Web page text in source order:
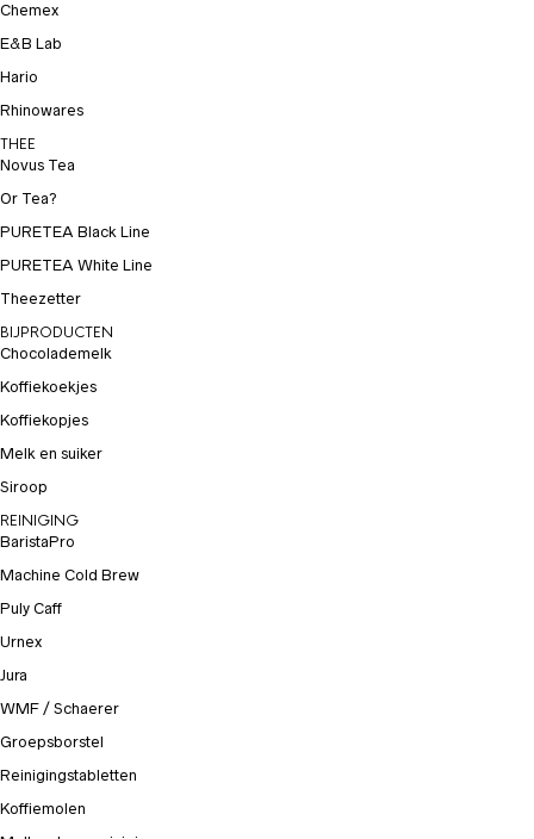
Chemex
E&B Lab
Hario
Rhinowares
THEE
Novus Tea
Or Tea?
PURETEA Black Line
PURETEA White Line
Theezetter
BIJPRODUCTEN
Chocolademelk
Koffiekoekjes
Koffiekopjes
Melk en suiker
Siroop
REINIGING
BaristaPro
Machine Cold Brew
Puly Caff
Urnex
Jura
WMF / Schaerer
Groepsborstel
Reinigingstabletten
Koffiemolen